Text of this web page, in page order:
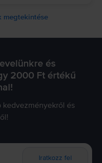
megtekintése
és
2000 Ft értékű
kedvezményekről és
Iratkozz fel